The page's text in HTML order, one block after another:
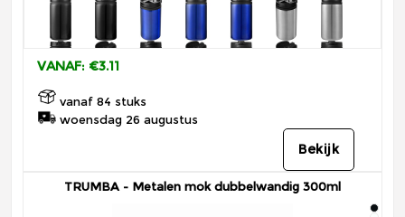
VANAF: €3.11
vanaf 84 stuks
woensdag 26 augustus
Bekijk
TRUMBA - Metalen mok dubbelwandig 300ml